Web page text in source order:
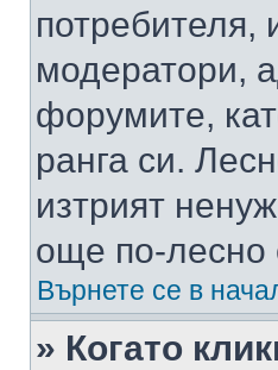
потребителя,
модератори,
форумите,
ранга си.
изтрият
още по-лесно
Върнете се в
» Когато